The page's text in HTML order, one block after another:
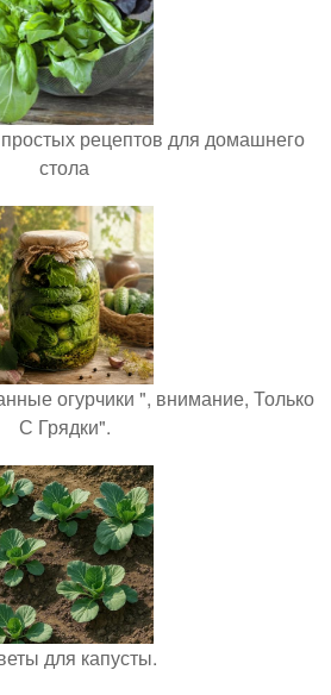
рецептов для домашнего
стола
огурчики ", внимание, Только
С Грядки".
для капусты.